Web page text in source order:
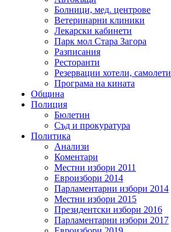
Болници, мед. центрове
Ветеринарни клиники
Лекарски кабинети
Парк мол Стара Загора
Разписания
Ресторанти
Резервации хотели, самолети
Програма на кината
Община
Полиция
Бюлетин
Съд и прокуратура
Политика
Анализи
Коментари
Местни избори 2011
Евроизбори 2014
Парламентарни избори 2014
Местни избори 2015
Президентски избори 2016
Парламентарни избори 2017